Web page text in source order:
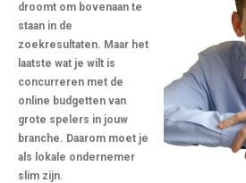
droomt om bovenaan te
staan in de
zoekresultaten. Maar het
laatste wat je wilt is
concurreren met de
online budgetten van
grote spelers in jouw
branche. Daarom moet je
als lokale ondernemer
slim zijn.